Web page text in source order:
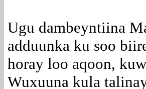
Ugu dambeyntiina
adduunka ku soo
horay loo aqoon,
Wuxuuna kula